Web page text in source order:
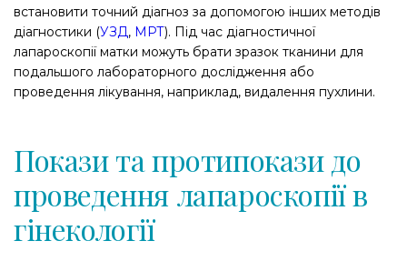
встановити точний діагноз за допомогою інших методів
діагностики (УЗД, МРТ). Під час діагностичної
лапароскопії матки можуть брати зразок тканини для
подальшого лабораторного дослідження або
проведення лікування, наприклад, видалення пухлини.
Покази та протипокази до
проведення лапароскопії в
гінекології